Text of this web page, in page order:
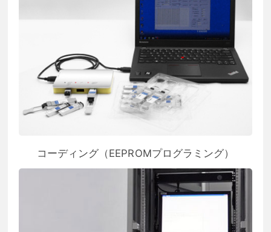
コーディング（EEPROMプログラミング）